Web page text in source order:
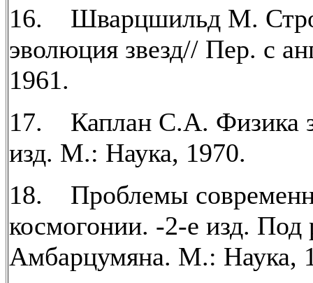
16. Шварцшильд М.
эволюция звезд// Пер. с
1961.
17. Каплан С.А. Физика
изд. М.: Наука, 1970.
18. Проблемы
космогонии. -2-е изд.
Амбарцумяна. М.: Наука,